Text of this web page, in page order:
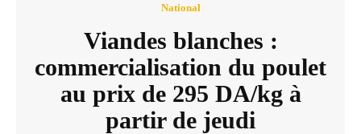
National
Viandes blanches :
commercialisation du poulet
au prix de 295 DA/kg à
partir de jeudi